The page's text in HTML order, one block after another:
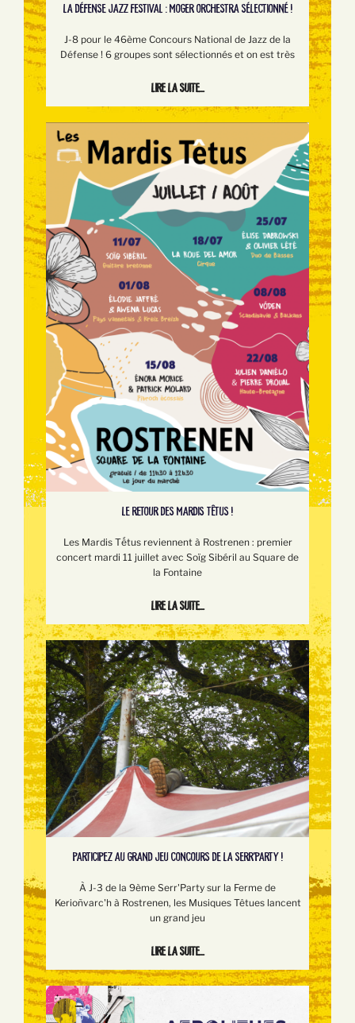
LA DÉFENSE JAZZ FESTIVAL : MOGER ORCHESTRA SÉLECTIONNÉ !
J-8 pour le 46ème Concours National de Jazz de la
Défense ! 6 groupes sont sélectionnés et on est très
Lire la suite...
LE RETOUR DES MARDIS TÊTUS !
Les Mardis Tếtus reviennent à Rostrenen : premier
concert mardi 11 juillet avec Soïg Sibéril au Square de
la Fontaine
Lire la suite...
PARTICIPEZ AU GRAND JEU CONCOURS DE LA SERR'PARTY !
À J-3 de la 9ème Serr'Party sur la Ferme de
Kerioñvarc'h à Rostrenen, les Musiques Têtues lancent
un grand jeu
Lire la suite...